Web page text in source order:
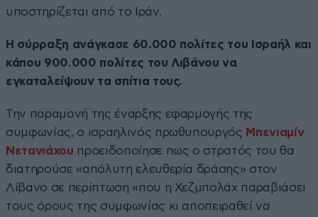
υποστηρίζεται από το Ιράν.
Η σύρραξη ανάγκασε 60.000 πολίτες του Ισραήλ και
κάπου 900.000 πολίτες του Λιβάνου να
εγκαταλείψουν τα σπίτια τους.
Την παραμονή της έναρξης εφαρμογής της
συμφωνίας, ο ισραηλινός πρωθυπουργός Μπενιαμίν
Νετανιάχου προειδοποίησε πως ο στρατός του θα
διατηρούσε «απόλυτη ελευθερία δράσης» στον
Λίβανο σε περίπτωση «που η Χεζμπολάχ παραβιάσει
τους όρους της συμφωνίας κι αποπειραθεί να